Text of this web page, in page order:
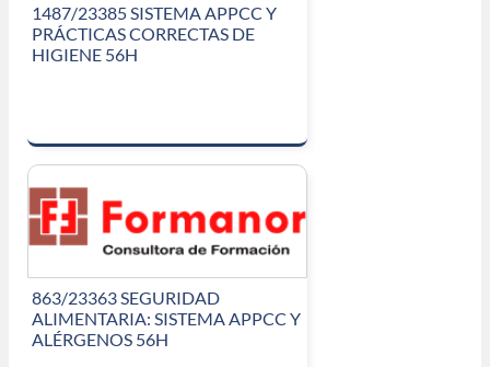
1487/23385 SISTEMA APPCC Y
PRÁCTICAS CORRECTAS DE
HIGIENE 56H
863/23363 SEGURIDAD
ALIMENTARIA: SISTEMA APPCC Y
ALÉRGENOS 56H